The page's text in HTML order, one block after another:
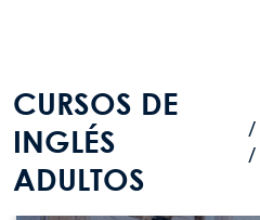
CURSOS DE
INGLÉS
ADULTOS